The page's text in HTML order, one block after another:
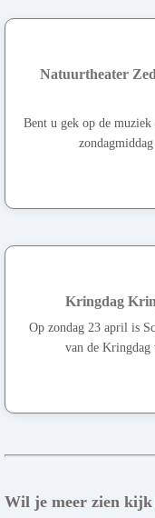
Natuurtheater
Bent u gek op de
Kringdag
Op zondag 23 april is
van de Kringdag
Wil je meer zien kijk